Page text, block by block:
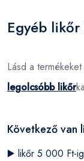
Egyéb
Lásd a
legolcsóbb likőr
Következő van
▶️ likőr 5 000 Ft-ig